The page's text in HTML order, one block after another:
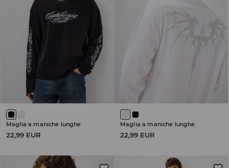
Maglia a maniche lunghe
22,99 EUR
Maglia a maniche lunghe
22,99 EUR